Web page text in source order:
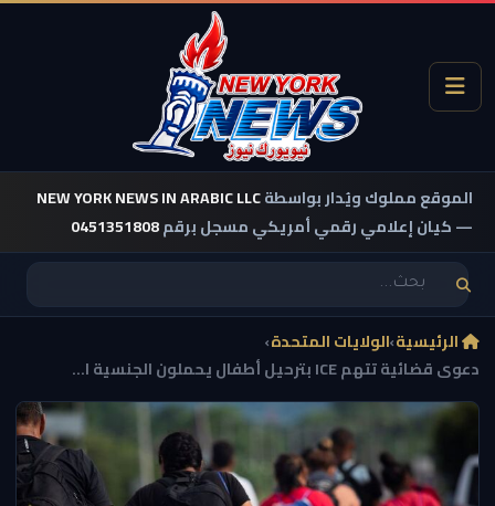
الموقع مملوك ويُدار بواسطةNEW YORK NEWS IN ARABIC LLC
— كيان إعلامي رقمي أمريكي مسجل برقم0451351808
الرئيسية›الولايات المتحدة›
دعوى قضائية تتهم ICE بترحيل أطفال يحملون الجنسية ا...